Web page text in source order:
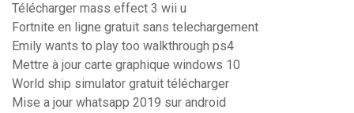
Télécharger mass effect 3 wii u
Fortnite en ligne gratuit sans telechargement
Emily wants to play too walkthrough ps4
Mettre à jour carte graphique windows 10
World ship simulator gratuit télécharger
Mise a jour whatsapp 2019 sur android